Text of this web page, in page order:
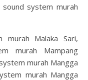
system murah
Malaka Sari,
murah Mampang
murah Mangga
murah Mangga